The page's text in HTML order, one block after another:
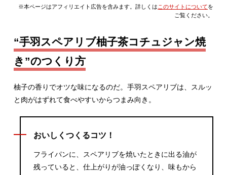
※本ページはアフィリエイト広告を含みます。詳しくは このサイトについてを
ご覧ください。
“手羽スペアリブ柚子茶コチュジャン焼
き”のつくり方
柚子の香りでオツな味になるのだ。手羽スペアリブは、スルッ
と肉がはずれて食べやすいからつまみ向き。
おいしくつくるコツ！
フライパンに、スペアリブを焼いたときに出る油が
残っていると、仕上がりが油っぽくなり、味もから